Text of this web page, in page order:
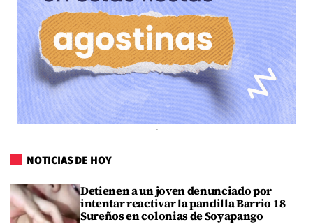
NOTICIAS DE HOY
Detienen a un joven denunciado por
intentar reactivar la pandilla Barrio 18
Sureños en colonias de Soyapango